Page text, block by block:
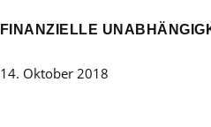
FINANZIELLE
14. Oktober 2018